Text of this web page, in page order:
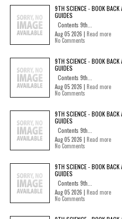
9TH SCIENCE - BOOK
GUIDES
Contents 9th...
Aug 05 2026 | Read more
No Comments
9TH SCIENCE - BOOK
GUIDES
Contents 9th...
Aug 05 2026 | Read more
No Comments
9TH SCIENCE - BOOK
GUIDES
Contents 9th...
Aug 05 2026 | Read more
No Comments
9TH SCIENCE - BOOK
GUIDES
Contents 9th...
Aug 05 2026 | Read more
No Comments